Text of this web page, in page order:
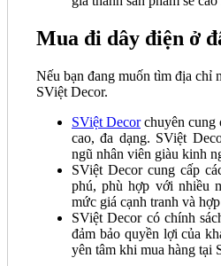
Mua đi dây điện ở
Nếu bạn đang muốn tìm địa chỉ
SViệt Decor.
SViệt Decorchuyên cung
cao, đa dạng. SViệt
ngũ nhân viên giàu kinh
SViệt Decor cung cấp
phú, phù hợp với nhiều
mức giá cạnh tranh và
SViệt Decor có chính
đảm bảo quyền lợi của
yên tâm khi mua hàng tại